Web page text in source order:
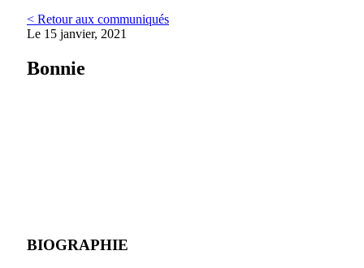
< Retour aux communiqués
Le 15 janvier, 2021
Bonnie
BIOGRAPHIE